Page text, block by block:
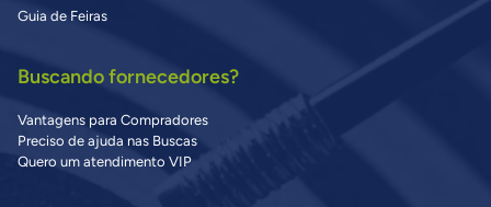
Guia de Feiras
Buscando fornecedores?
Vantagens para Compradores
Preciso de ajuda nas Buscas
Quero um atendimento VIP